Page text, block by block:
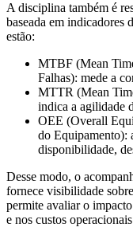
A disciplina também é
baseada em indicadores
estão:
MTBF (Mean
Falhas): mede a
MTTR (Mean
indica a agilidade
OEE (Overall
do Equipamento):
disponibilidade,
Desse modo, o
fornece visibilidade
permite avaliar o
e nos custos